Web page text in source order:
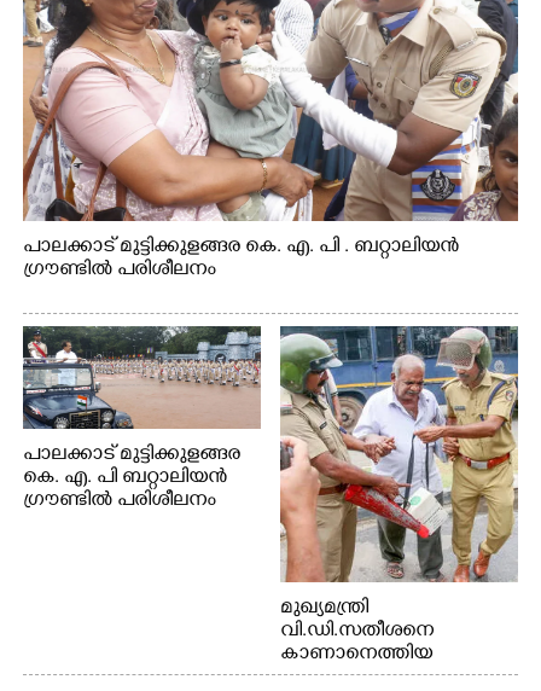
പാലക്കാട് മുട്ടിക്കുളങ്ങര കെ. എ. പി . ബറ്റാലിയൻ
ഗ്രൗണ്ടിൽ പരിശീലനം
പാലക്കാട് മുട്ടിക്കുളങ്ങര
കെ. എ. പി ബറ്റാലിയൻ
ഗ്രൗണ്ടിൽ പരിശീലനം
മുഖ്യമന്ത്രി
വി.ഡി.സതീശനെ
കാണാനെത്തിയ
മോഹനൻ നായർ